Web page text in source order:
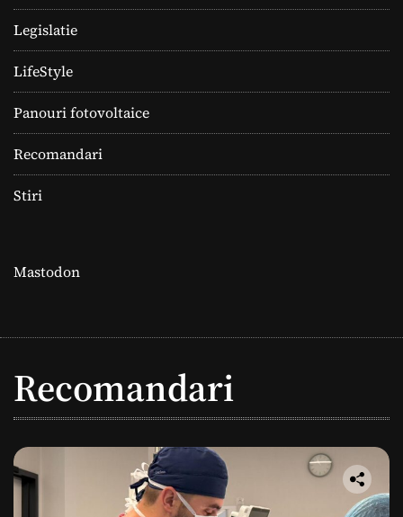
Legislatie
LifeStyle
Panouri fotovoltaice
Recomandari
Stiri
Mastodon
Recomandari